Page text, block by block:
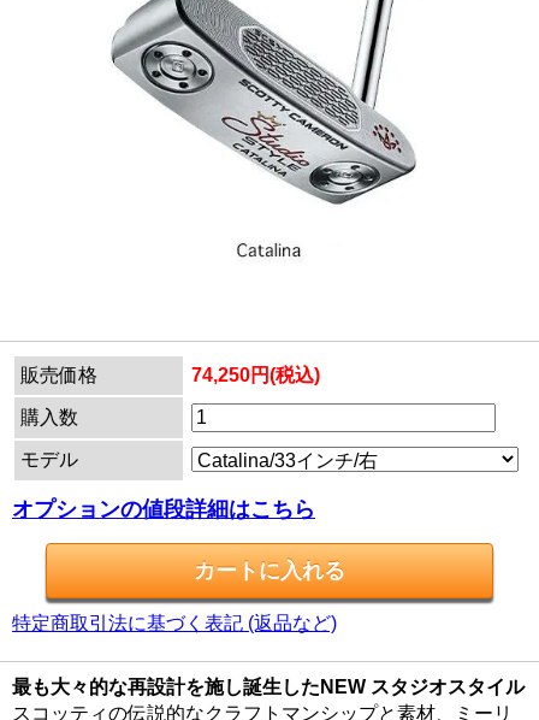
販売価格 74,250円(税込)
購入数
モデル
オプションの値段詳細はこちら
特定商取引法に基づく表記 (返品など)
最も大々的な再設計を施し誕生したNEW スタジオスタイル
スコッティの伝説的なクラフトマンシップと素材、ミーリ